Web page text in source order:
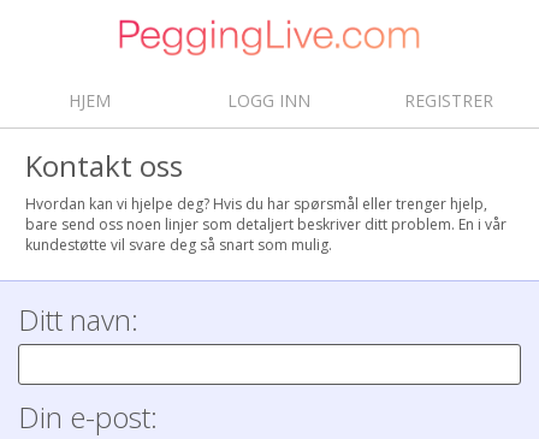
HJEM LOGG INN REGISTRER
Kontakt oss
Hvordan kan vi hjelpe deg? Hvis du har spørsmål eller trenger hjelp,
bare send oss noen linjer som detaljert beskriver ditt problem. En i vår
kundestøtte vil svare deg så snart som mulig.
Ditt navn:
Din e-post: